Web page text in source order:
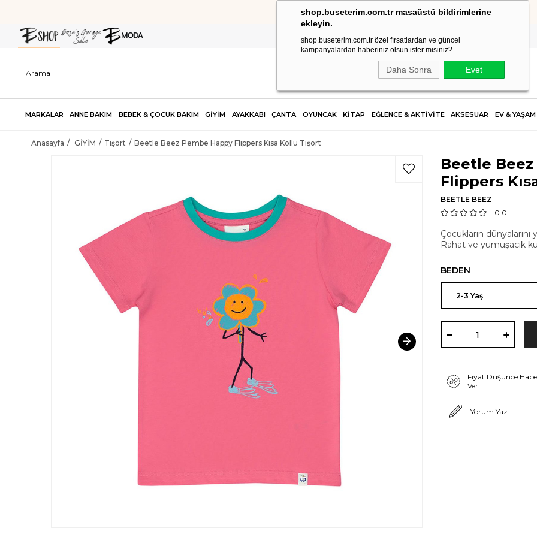
shop.buseterim.com.tr masaüstü bildirimlerine
ekleyin.
shop.buseterim.com.tr özel fırsatlardan ve güncel
kampanyalardan haberiniz olsun ister misiniz?
Daha Sonra Evet
HIZLI KARGO
MARKALAR ANNE BAKIM BEBEK & ÇOCUK BAKIM GİYİM AYAKKABI ÇANTA OYUNCAK KİTAP EĞLENCE & AKTİVİTE AKSESUAR EV & YAŞAM
Anasayfa GİYİM Tişört Beetle Beez Pembe Happy Flippers Kısa Kollu Tişört
Beetle
Flippers
BEETLE BEEZ
0.0
Çocukların
Rahat ve yumuşacık
BEDEN
Fiyat Düşünce
Ver
Yorum Yaz